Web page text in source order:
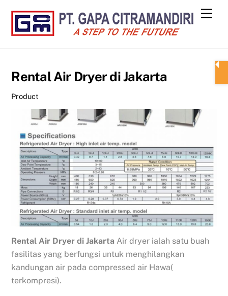
content
Rental Air Dryer di Jakarta
Product
Rental Air Dryer di Jakarta Air dryer ialah satu buah
fasilitas yang berfungsi untuk menghilangkan
kandungan air pada compressed air Hawa(
terkompresi).